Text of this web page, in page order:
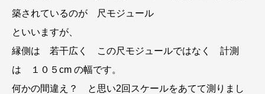
築されているのが 尺モジュール
といいますが、
縁側は 若干広く この尺モジュールではなく 計測
は １０５cm の幅です。
何かの間違え？ と思い2回スケールをあてて測りまし